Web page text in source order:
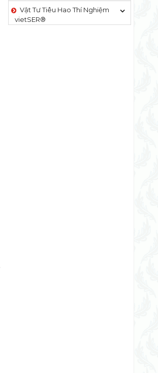
Vật Tư Tiêu Hao Thí Nghiệm
vietSER®